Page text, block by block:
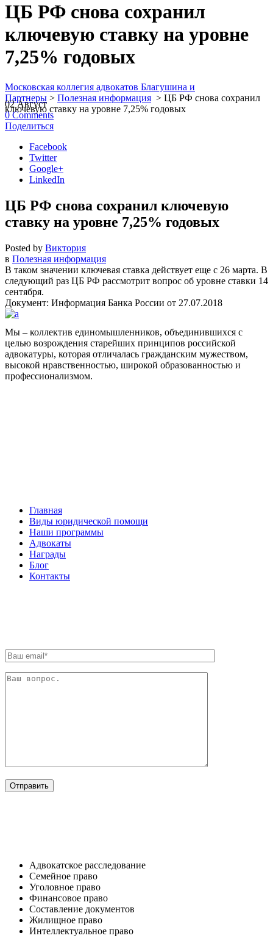
ЦБ РФ снова сохранил
ключевую ставку на уровне
7,25% годовых
Московская коллегия адвокатов Благушина и
Партнеры > Полезная информация > ЦБ РФ снова сохранил
ключевую ставку на уровне 7,25% годовых
02 Август
0 Comments
Поделиться
Facebook
Twitter
Google+
LinkedIn
ЦБ РФ снова сохранил ключевую
ставку на уровне 7,25% годовых
Posted by Виктория
в Полезная информация
В таком значении ключевая ставка действует еще с 26 марта. В
следующий раз ЦБ РФ рассмотрит вопрос об уровне ставки 14
сентября.
Документ: Информация Банка России от 27.07.2018
Мы – коллектив единомышленников, объединившихся с
целью возрождения старейших принципов российской
адвокатуры, которая отличалась гражданским мужеством,
высокой нравственностью, широкой образованностью и
профессионализмом.
Главная
Виды юридической помощи
Наши программы
Адвокаты
Награды
Блог
Контакты
Адвокатское расследование
Семейное право​
Уголовное право​
Финансовое право
Составление документов​
Жилищное право​
Интеллектуальное право